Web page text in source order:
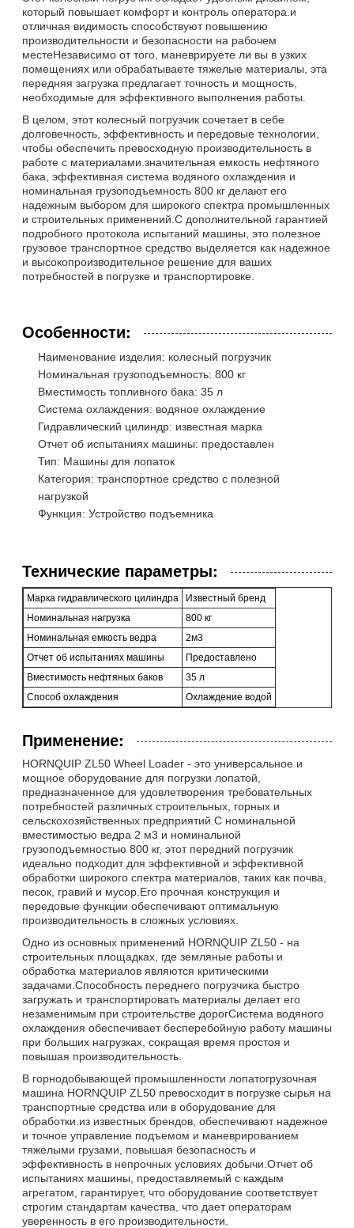
который повышает комфорт и контроль оператора.и
отличная видимость способствуют повышению
производительности и безопасности на рабочем
местеНезависимо от того, маневрируете ли вы в узких
помещениях или обрабатываете тяжелые материалы, эта
передняя загрузка предлагает точность и мощность,
необходимые для эффективного выполнения работы.
В целом, этот колесный погрузчик сочетает в себе
долговечность, эффективность и передовые технологии,
чтобы обеспечить превосходную производительность в
работе с материалами.значительная емкость нефтяного
бака, эффективная система водяного охлаждения и
номинальная грузоподъемность 800 кг делают его
надежным выбором для широкого спектра промышленных
и строительных применений.С дополнительной гарантией
подробного протокола испытаний машины, это полезное
грузовое транспортное средство выделяется как надежное
и высокопроизводительное решение для ваших
потребностей в погрузке и транспортировке.
Особенности:
Наименование изделия: колесный погрузчик
Номинальная грузоподъемность: 800 кг
Вместимость топливного бака: 35 л
Система охлаждения: водяное охлаждение
Гидравлический цилиндр: известная марка
Отчет об испытаниях машины: предоставлен
Тип: Машины для лопаток
Категория: транспортное средство с полезной
нагрузкой
Функция: Устройство подъемника
Технические параметры:
Марка гидравлического цилиндра
Известный бренд
Номинальная нагрузка
800 кг
Номинальная емкость ведра
2м3
Отчет об испытаниях машины
Предоставлено
Вместимость нефтяных баков
35 л
Способ охлаждения
Охлаждение водой
Применение:
HORNQUIP ZL50 Wheel Loader - это универсальное и
мощное оборудование для погрузки лопатой,
предназначенное для удовлетворения требовательных
потребностей различных строительных, горных и
сельскохозяйственных предприятий.С номинальной
вместимостью ведра 2 м3 и номинальной
грузоподъемностью 800 кг, этот передний погрузчик
идеально подходит для эффективной и эффективной
обработки широкого спектра материалов, таких как почва,
песок, гравий и мусор.Его прочная конструкция и
передовые функции обеспечивают оптимальную
производительность в сложных условиях.
Одно из основных применений HORNQUIP ZL50 - на
строительных площадках, где земляные работы и
обработка материалов являются критическими
задачами.Способность переднего погрузчика быстро
загружать и транспортировать материалы делает его
незаменимым при строительстве дорогСистема водяного
охлаждения обеспечивает бесперебойную работу машины
при больших нагрузках, сокращая время простоя и
повышая производительность.
В горнодобывающей промышленности лопатогрузочная
машина HORNQUIP ZL50 превосходит в погрузке сырья на
транспортные средства или в оборудование для
обработки.из известных брендов, обеспечивают надежное
и точное управление подъемом и маневрированием
тяжелыми грузами, повышая безопасность и
эффективность в непрочных условиях добычи.Отчет об
испытаниях машины, предоставляемый с каждым
агрегатом, гарантирует, что оборудование соответствует
строгим стандартам качества, что дает операторам
уверенность в его производительности.